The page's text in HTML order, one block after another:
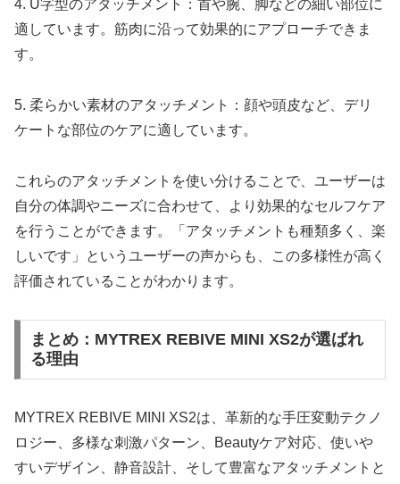
4. U字型のアタッチメント：首や腕、脚などの細い部位に
適しています。筋肉に沿って効果的にアプローチできま
す。
5. 柔らかい素材のアタッチメント：顔や頭皮など、デリ
ケートな部位のケアに適しています。
これらのアタッチメントを使い分けることで、ユーザーは
自分の体調やニーズに合わせて、より効果的なセルフケア
を行うことができます。「アタッチメントも種類多く、楽
しいです」というユーザーの声からも、この多様性が高く
評価されていることがわかります。
まとめ：MYTREX REBIVE MINI XS2が選ばれ
る理由
MYTREX REBIVE MINI XS2は、革新的な手圧変動テクノ
ロジー、多様な刺激パターン、Beautyケア対応、使いや
すいデザイン、静音設計、そして豊富なアタッチメントと